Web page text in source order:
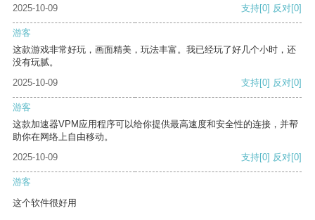
2025-10-09
支持[0] 反对[0]
游客
这款游戏非常好玩，画面精美，玩法丰富。我已经玩了好几个小时，还
没有玩腻。
2025-10-09
支持[0] 反对[0]
游客
这款加速器VPM应用程序可以给你提供最高速度和安全性的连接，并帮
助你在网络上自由移动。
2025-10-09
支持[0] 反对[0]
游客
这个软件很好用